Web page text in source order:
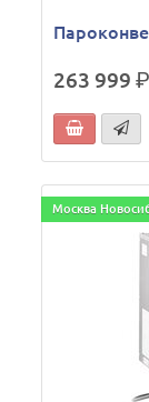
263 999р.
Москва